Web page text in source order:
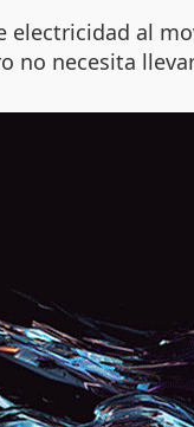
al
no necesita